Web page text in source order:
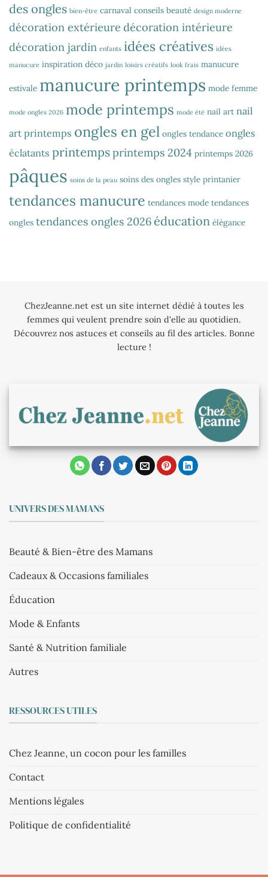
des ongles bien-être carnaval conseils beauté design moderne
décoration extérieure décoration intérieure
décoration jardin enfants idées créatives idées
manucure inspiration déco jardin loisirs créatifs look frais manucure
estivale manucure printemps mode femme
mode ongles 2026 mode printemps mode été nail art nail
art printemps ongles en gel ongles tendance ongles
éclatants printempsprintemps 2024 printemps 2026
pâques soins de la peau soins des ongles style printanier
tendances manucure tendances mode tendances
ongles tendances ongles 2026 éducation élégance
ChezJeanne.net est un site internet dédié à toutes les
femmes qui veulent prendre soin d'elle au quotidien.
Découvrez nos astuces et conseils au fil des articles. Bonne
lecture !
UNIVERS DES MAMANS
Beauté & Bien-être des Mamans
Cadeaux & Occasions familiales
Éducation
Mode & Enfants
Santé & Nutrition familiale
Autres
RESSOURCES UTILES
Chez Jeanne, un cocon pour les familles
Contact
Mentions légales
Politique de confidentialité